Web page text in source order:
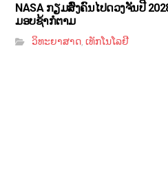
NASA ກຽມສົ່ງຄົນໄປດວງຈັນປີ
ມອບຊ້າກໍຕາມ
ວິທະຍາສາດ ,ເທັກໂນໂລຢີ